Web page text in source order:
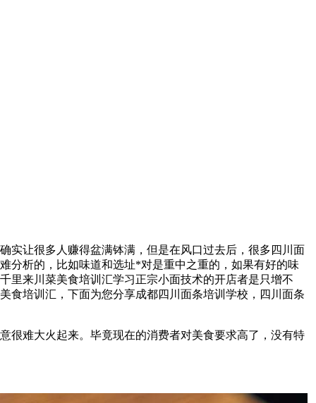
实让很多人赚得盆满钵满，但是在风口过去后，很多四川面
分析的，比如味道和选址*对是重中之重的，如果有好的味
里来川菜美食培训汇学习正宗小面技术的开店者是只增不
培训汇，下面为您分享成都四川面条培训学校，四川面条
很难大火起来。毕竟现在的消费者对美食要求高了，没有特